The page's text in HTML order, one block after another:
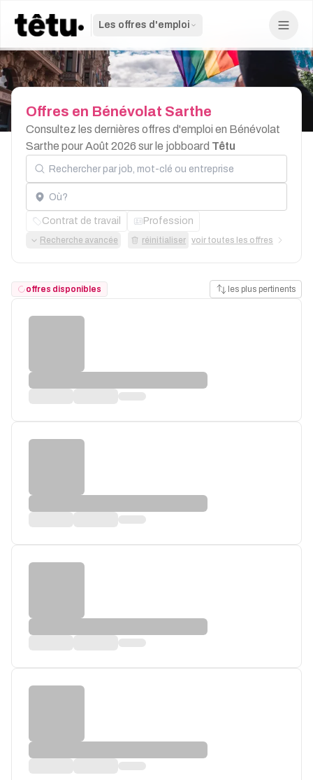
Les offres d'emploi
Offres en Bénévolat Sarthe
Consultez les dernières offres d'emploi en Bénévolat
Sarthe pour Août 2026 sur le jobboard Têtu
Rechercher par job, mot-clé ou entreprise
Localisation
Contrat de travail Profession
Recherche avancée réinitialiser voir toutes les offres
offres disponibles les plus pertinents